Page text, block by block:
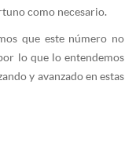
como necesario.
que este número no
lo que lo entendemos
y avanzado en estas